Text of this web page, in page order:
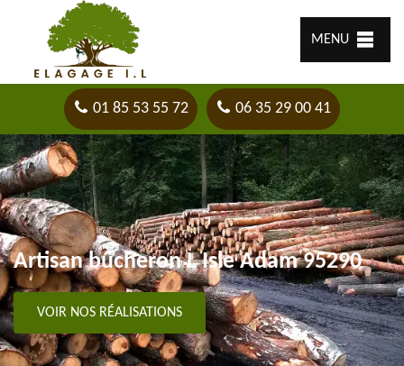
MENU
01 85 53 55 72 06 35 29 00 41
Artisan bûcheron L Isle Adam 95290
VOIR NOS RÉALISATIONS